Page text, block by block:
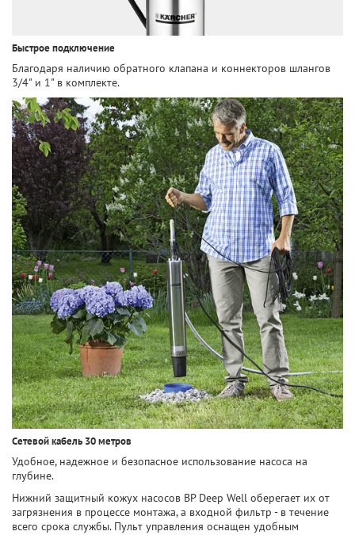
Быстрое подключение
Благодаря наличию обратного клапана и коннекторов шлангов
3/4" и 1" в комплекте.
Сетевой кабель 30 метров
Удобное, надежное и безопасное использование насоса на
глубине.
Нижний защитный кожух насосов BP Deep Well оберегает их от
загрязнения в процессе монтажа, а входной фильтр - в течение
всего срока службы. Пульт управления оснащен удобным